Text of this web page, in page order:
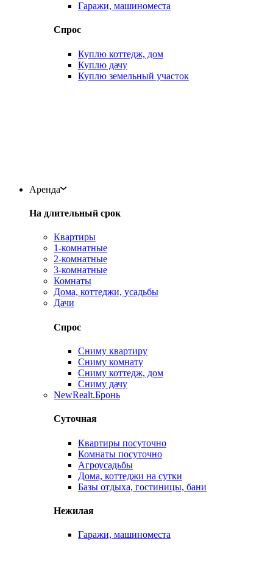
Гаражи, машиноместа
Спрос
Куплю коттедж, дом
Куплю дачу
Куплю земельный участок
Аренда
На длительный срок
Квартиры
1-комнатные
2-комнатные
3-комнатные
Комнаты
Дома, коттеджи, усадьбы
Дачи
Спрос
Сниму квартиру
Сниму комнату
Сниму коттедж, дом
Сниму дачу
NewRealt.Бронь
Суточная
Квартиры посуточно
Комнаты посуточно
Агроусадьбы
Дома, коттеджи на сутки
Базы отдыха, гостиницы, бани
Нежилая
Гаражи, машиноместа